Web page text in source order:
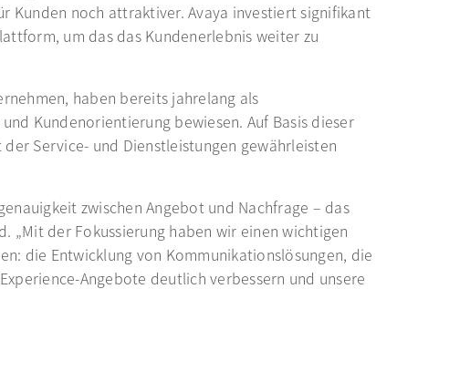
Kunden noch attraktiver. Avaya investiert signifikant
um das das Kundenerlebnis weiter zu
haben bereits jahrelang als
Kundenorientierung bewiesen. Auf Basis dieser
Service- und Dienstleistungen gewährleisten
zwischen Angebot und Nachfrage – das
„Mit der Fokussierung haben wir einen wichtigen
die Entwicklung von Kommunikationslösungen, die
Angebote deutlich verbessern und unsere